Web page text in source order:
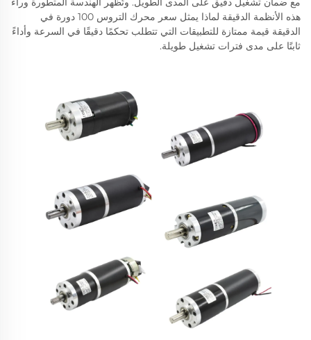
هذه الأنظمة الدقيقة لماذا يمثل سعر محرك التروس 100 دورة في
الدقيقة قيمة ممتازة للتطبيقات التي تتطلب تحكمًا دقيقًا في السرعة وأداءً
ثابتًا على مدى فترات تشغيل طويلة.